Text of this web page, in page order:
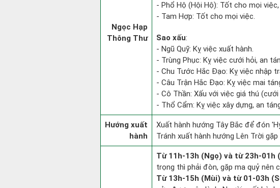
Ngọc Hạp
Thông Thư
- Phổ Hộ (Hội Hộ): Tốt cho mọi
- Tam Hợp: Tốt cho mọi việc.
Sao xấu:
- Ngũ Quỹ: Kỵ việc xuất hành.
- Trùng Phục: Kỵ việc cưới hỏi, an
- Chu Tước Hắc Đạo: Kỵ việc nhập
- Câu Trận Hắc Đạo: Kỵ việc mai
- Cô Thần: Xấu với việc giá thú (cưới
- Thổ Cẩm: Kỵ việc xây dựng, an
Hướng xuất
hành
Xuất hành hướng Tây Bắc để đón
Tránh xuất hành hướng Lên Trời
Từ 11h-13h (Ngọ) và từ 23h-01h
trọng thì phải đòn, gặp ma quỷ nên
Từ 13h-15h (Mùi) và từ 01-03h